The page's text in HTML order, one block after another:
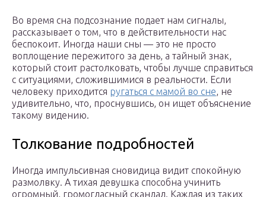
Во время сна подсознание подает нам сигналы,
рассказывает о том, что в действительности нас
беспокоит. Иногда наши сны — это не просто
воплощение пережитого за день, а тайный знак,
который стоит растолковать, чтобы лучше справиться
с ситуациями, сложившимися в реальности. Если
человеку приходится ругаться с мамой во сне, не
удивительно, что, проснувшись, он ищет объяснение
такому видению.
Толкование подробностей
Иногда импульсивная сновидица видит спокойную
размолвку. А тихая девушка способна учинить
огромный, громогласный скандал. Каждая из таких